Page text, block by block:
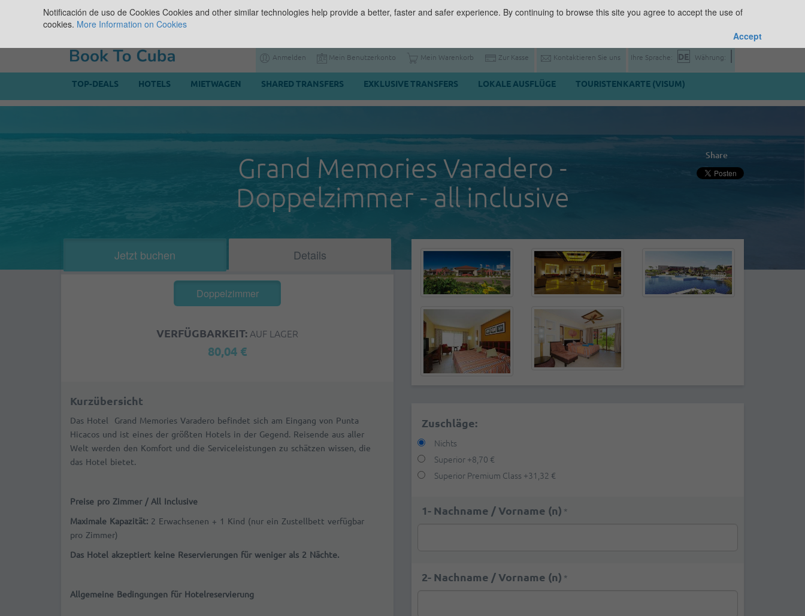
Anmelden Mein Benutzerkonto Mein Warenkorb Zur Kasse Kontaktieren Sie uns Ihre Sprache: Währung:
TOP-DEALS HOTELS MIETWAGEN SHARED TRANSFERS EXKLUSIVE TRANSFERS LOKALE AUSFLÜGE TOURISTENKARTE (VISUM)
Grand Memories Varadero -
Doppelzimmer - all inclusive
Share
Jetzt buchen Details
Doppelzimmer
VERFÜGBARKEIT: AUF LAGER
80,04 €
Kurzübersicht
Das Hotel Grand Memories Varadero befindet sich am Eingang von Punta
Hicacos und ist eines der größten Hotels in der Gegend. Reisende aus aller
Welt werden den Komfort und die Serviceleistungen zu schätzen wissen, die
das Hotel bietet.
Preise pro Zimmer / All Inclusive
Maximale Kapazität: 2 Erwachsenen + 1 Kind (nur ein Zustellbett verfügbar
pro Zimmer)
Das Hotel akzeptiert keine Reservierungen für weniger als 2 Nächte.
Allgemeine Bedingungen für Hotelreservierung
Zuschläge:
Nichts
Superior +8,70 €
Superior Premium Class +31,32 €
1- Nachname / Vorname (n) *
2- Nachname / Vorname (n) *
Notificación de uso de Cookies Cookies and other similar technologies help provide a better, faster and safer experience. By continuing to browse this site you agree to accept the use of
cookies. More Information on Cookies
Accept